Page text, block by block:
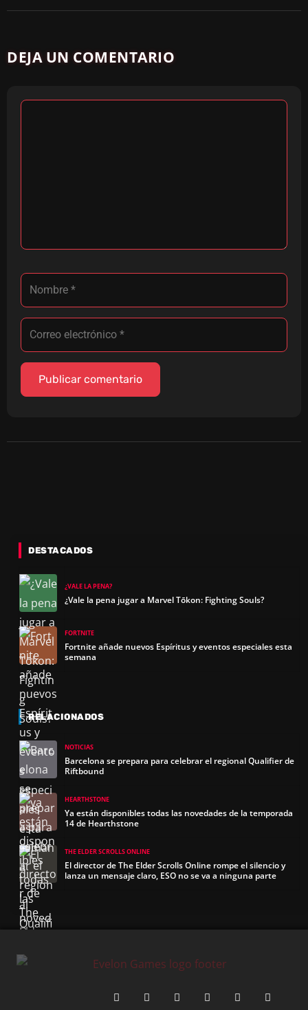
DEJA UN COMENTARIO
DESTACADOS
¿VALE LA PENA?
¿Vale la pena jugar a Marvel Tōkon: Fighting Souls?
FORTNITE
Fortnite añade nuevos Espíritus y eventos especiales esta
semana
RELACIONADOS
NOTICIAS
Barcelona se prepara para celebrar el regional Qualifier de
Riftbound
HEARTHSTONE
Ya están disponibles todas las novedades de la temporada
14 de Hearthstone
THE ELDER SCROLLS ONLINE
El director de The Elder Scrolls Online rompe el silencio y
lanza un mensaje claro, ESO no se va a ninguna parte